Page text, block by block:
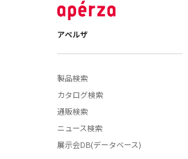
アペルザ
製品検索
カタログ検索
通販検索
ニュース検索
展示会DB(データベース)